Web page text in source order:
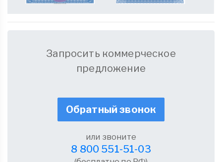
Запросить коммерческое
предложение
Обратный звонок
или звоните
8 800 551-51-03